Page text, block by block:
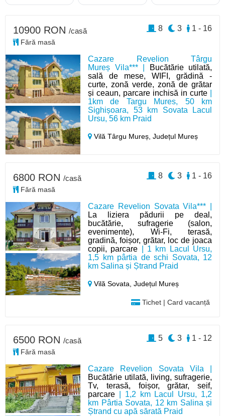
Cazare Revelion Târgu
Mureș Vila*** |
Bucătărie utilată,
sală de mese, WIFI, grădină -
curte, zonă verde, zonă de grătar
și ceaun, parcare inchisă in curte
1km de Targu Mures, 50 km
Sighișoara, 53 km Sovata Lacul
Ursu, 56 km Praid
Vilă Târgu Mureș,Județul Mureș
10900 RON /casă
Fără masă
1 - 16
3
8
Cazare Revelion Sovata Vila*** |
La liziera pădurii pe deal,
bucătărie, sufragerie (salon,
evenimente), Wi-Fi, terasă,
gradină, foișor, grătar, loc de joaca
copii, parcare | 1 km Lacul Ursu,
1,5 km pârtia de schi Sovata, 12
km Salina și Ștrand Praid
Vilă Sovata,Județul Mureș
Tichet | Card vacanță
6800 RON /casă
Fără masă
1 - 16
3
8
Cazare Revelion Sovata Vila |
Bucătărie utilată, living, sufragerie,
Tv, terasă, foișor, grătar, seif,
parcare | 1,2 km Lacul Ursu, 1,2
km Pârtia Sovata, 12 km Salina și
Ștrand cu apă sărată Praid
6500 RON /casă
Fără masă
1 - 12
3
5